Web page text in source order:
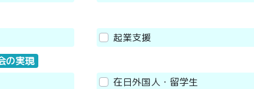
起業支援
の実現
在日外国人・留学生